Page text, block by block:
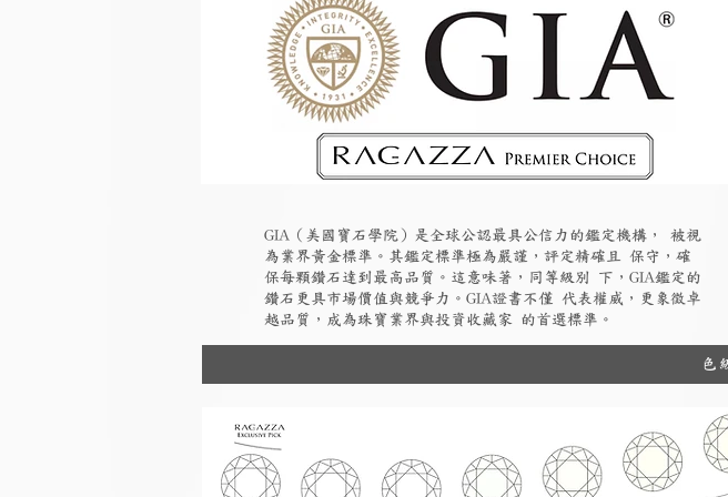
GIA（美國寶石學院）是全球公認最具公信力的鑑定機構， 被視
為業界黃金標準。其鑑定標準極為嚴謹，評定精確且 保守，確
保每顆鑽石達到最高品質。這意味著，同等級別 下，GIA鑑定的
鑽石更具市場價值與競爭力。GIA證書不僅 代表權威，更象徵卓
越品質，成為珠寶業界與投資收藏家 的首選標準。